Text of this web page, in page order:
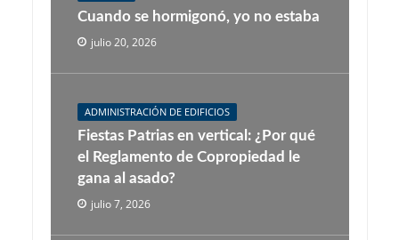
Cuando se hormigonó, yo no estaba
julio 20, 2026
ADMINISTRACIÓN DE EDIFICIOS
Fiestas Patrias en vertical: ¿Por qué
el Reglamento de Copropiedad le
gana al asado?
julio 7, 2026